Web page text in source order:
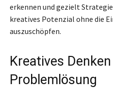
erkennen und gezielt
kreatives Potenzial ohne die
auszuschöpfen.
Kreatives
Problemlösung